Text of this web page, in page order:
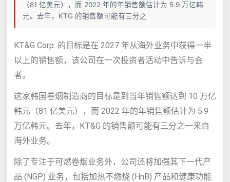
（81 亿美元），而 2022 年的年销售额估计为 5.9 万亿韩
元。去年，KTG 的销售额可能有三分之
KT&G Corp. 的目标是在 2027 年从海外业务中获得一半
以上的销售额，该公司在一次投资者活动中告诉与会
者。
这家韩国卷烟制造商的目标是到当年销售额达到 10 万亿
韩元（81 亿美元），而 2022 年的年销售额估计为 5.9
万亿韩元。去年，KT&G 的销售额可能有三分之一来自
海外业务。
除了专注于可燃卷烟业务外，公司还将加强其下一代产
品 (NGP) 业务，包括加热不燃烧 (HnB) 产品和健康功能